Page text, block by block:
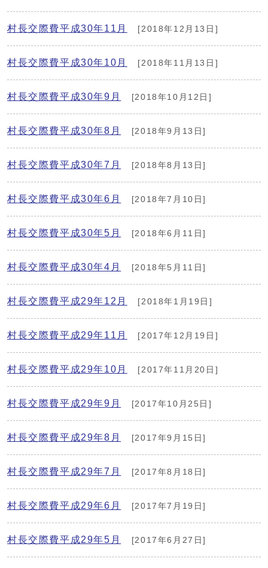
村長交際費平成30年11月 [2018年12月13日]
村長交際費平成30年10月 [2018年11月13日]
村長交際費平成30年9月 [2018年10月12日]
村長交際費平成30年8月 [2018年9月13日]
村長交際費平成30年7月 [2018年8月13日]
村長交際費平成30年6月 [2018年7月10日]
村長交際費平成30年5月 [2018年6月11日]
村長交際費平成30年4月 [2018年5月11日]
村長交際費平成29年12月 [2018年1月19日]
村長交際費平成29年11月 [2017年12月19日]
村長交際費平成29年10月 [2017年11月20日]
村長交際費平成29年9月 [2017年10月25日]
村長交際費平成29年8月 [2017年9月15日]
村長交際費平成29年7月 [2017年8月18日]
村長交際費平成29年6月 [2017年7月19日]
村長交際費平成29年5月 [2017年6月27日]